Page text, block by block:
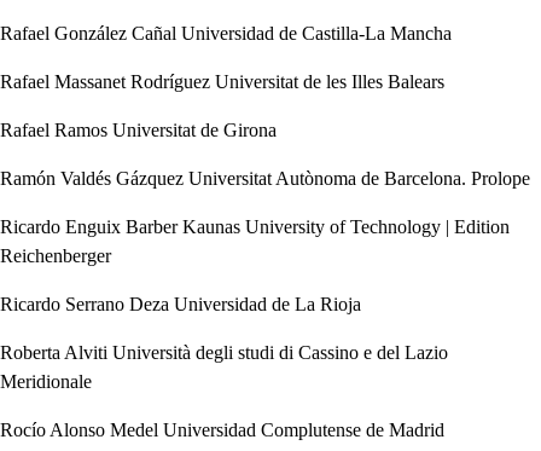
Rafael González Cañal Universidad de Castilla-La Mancha
Rafael Massanet Rodríguez Universitat de les Illes Balears
Rafael Ramos Universitat de Girona
Ramón Valdés Gázquez Universitat Autònoma de Barcelona. Prolope
Ricardo Enguix Barber Kaunas University of Technology | Edition
Reichenberger
Ricardo Serrano Deza Universidad de La Rioja
Roberta Alviti Università degli studi di Cassino e del Lazio
Meridionale
Rocío Alonso Medel Universidad Complutense de Madrid